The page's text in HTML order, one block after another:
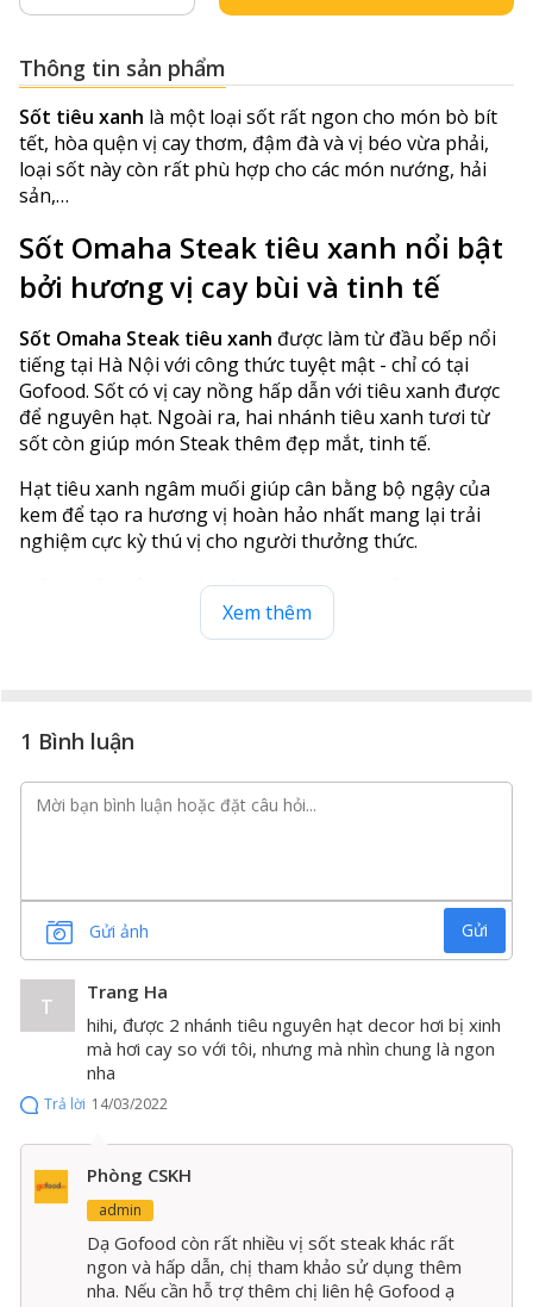
Thông tin sản phẩm
Sốt tiêu xanh là một loại sốt rất ngon cho món bò bít
tết, hòa quện vị cay thơm, đậm đà và vị béo vừa phải,
loại sốt này còn rất phù hợp cho các món nướng, hải
sản,…
Sốt Omaha Steak tiêu xanh nổi bật
bởi hương vị cay bùi và tinh tế
Sốt Omaha Steak tiêu xanh được làm từ đầu bếp nổi
tiếng tại Hà Nội với công thức tuyệt mật - chỉ có tại
Gofood. Sốt có vị cay nồng hấp dẫn với tiêu xanh được
để nguyên hạt. Ngoài ra, hai nhánh tiêu xanh tươi từ
sốt còn giúp món Steak thêm đẹp mắt, tinh tế.
Hạt tiêu xanh ngâm muối giúp cân bằng bộ ngậy của
kem để tạo ra hương vị hoàn hảo nhất mang lại trải
nghiệm cực kỳ thú vị cho người thưởng thức.
Nếu muốn trải nghiệm Steak với sự tinh tế, hương vị
cay nồng ấn tượng thì bạn nên thưởng thức loại sốt
Sốt Omaha Steak tiêu xanh ngon thượng hạng - chỉ có
Những miếng beefsteak ngọt mềm, thơm lừng và đậm
hương vị của miền Tây nước Mỹ kết hợp với sốt tiêu
Xem thêm
1 Bình luận
Gửi ảnh Gửi
T
Trang Ha
hihi, được 2 nhánh tiêu nguyên hạt decor hơi bị xinh
mà hơi cay so với tôi, nhưng mà nhìn chung là ngon
nha
Trả lời 14/03/2022
Phòng CSKH
admin
Dạ Gofood còn rất nhiều vị sốt steak khác rất
ngon và hấp dẫn, chị tham khảo sử dụng thêm
nha. Nếu cần hỗ trợ thêm chị liên hệ Gofood ạ